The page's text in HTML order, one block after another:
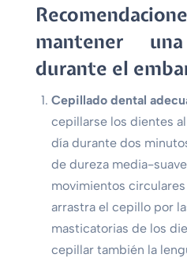
mantener
durante el
Cepillado dental
cepillarse los dientes
día durante dos
de dureza media-
movimientos
arrastra el cepillo por
masticatorias de los
cepillar también la